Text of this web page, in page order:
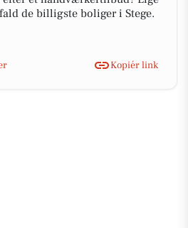
de billigste boliger i Stege.
Kopiér link